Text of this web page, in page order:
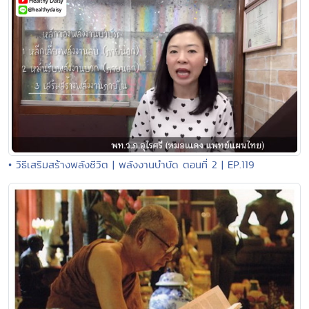
• วิธีเสริมสร้างพลังชีวิต | พลังงานบำบัด ตอนที่ 2 | EP.119